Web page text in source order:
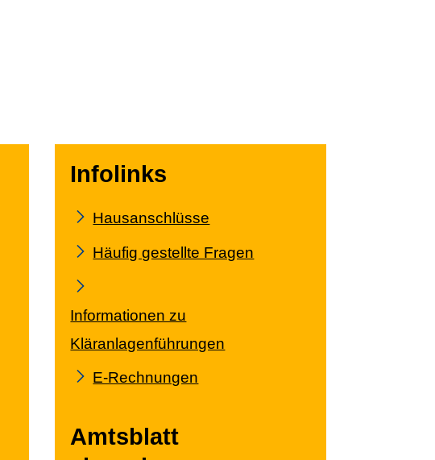
Infolinks
Hausanschlüsse
Häufig gestellte Fragen
Informationen zu
Kläranlagenführungen
E-Rechnungen
Amtsblatt